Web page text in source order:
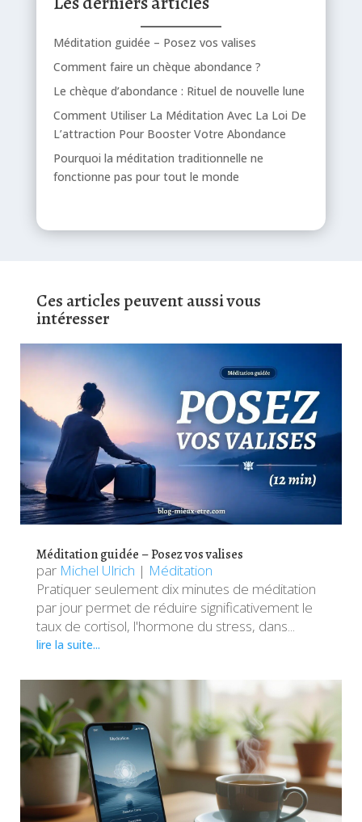
Méditation guidée – Posez vos valises
Comment faire un chèque abondance ?
Le chèque d’abondance : Rituel de nouvelle lune
Comment Utiliser La Méditation Avec La Loi De
L’attraction Pour Booster Votre Abondance
Pourquoi la méditation traditionnelle ne
fonctionne pas pour tout le monde
Ces articles peuvent aussi vous
intéresser
Méditation guidée – Posez vos valises
par Michel Ulrich | Méditation
Pratiquer seulement dix minutes de méditation
par jour permet de réduire significativement le
taux de cortisol, l'hormone du stress, dans...
lire la suite...